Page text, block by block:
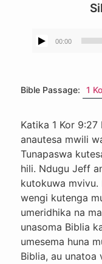
00:00
Bible Passage: 1
Katika 1 Kor
anautesa mwili
Tunapaswa
hili. Ndugu Jeff
kutokuwa mvivu.
wengi kutenga
umeridhika na
unasoma Biblia
umesema huna
Biblia, au unatoa